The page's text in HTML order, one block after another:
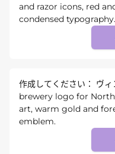
and razor icons, red
condensed typography.
作成してください： ヴ
brewery logo for
art, warm gold and
emblem.